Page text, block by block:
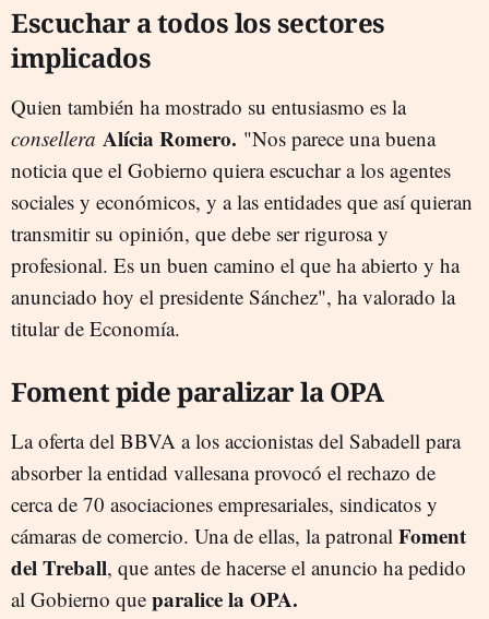
Escuchar a todos los sectores
implicados
Quien también ha mostrado su entusiasmo es la
consellera Alícia Romero. "Nos parece una buena
noticia que el Gobierno quiera escuchar a los agentes
sociales y económicos, y a las entidades que así quieran
transmitir su opinión, que debe ser rigurosa y
profesional. Es un buen camino el que ha abierto y ha
anunciado hoy el presidente Sánchez", ha valorado la
titular de Economía.
Foment pide paralizar la OPA
La oferta del BBVA a los accionistas del Sabadell para
absorber la entidad vallesana provocó el rechazo de
cerca de 70 asociaciones empresariales, sindicatos y
cámaras de comercio. Una de ellas, la patronal Foment
del Treball, que antes de hacerse el anuncio ha pedido
al Gobierno que paralice la OPA.